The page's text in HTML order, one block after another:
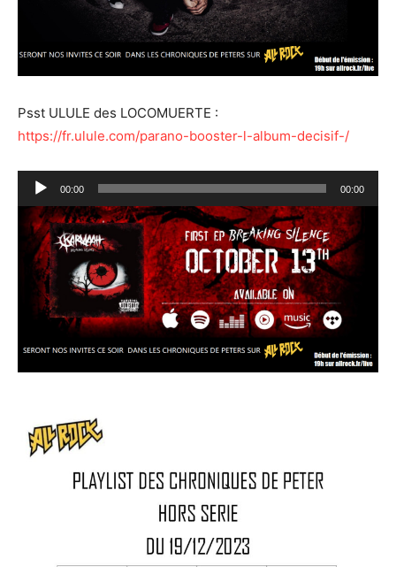
Psst ULULE des LOCOMUERTE :
https://fr.ulule.com/parano-booster-l-album-decisif-/
Lecteur
audio
00:00 00:00